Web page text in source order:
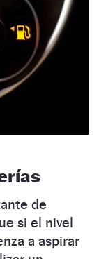
de
si el nivel
a aspirar